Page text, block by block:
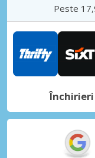
Peste
Închirieri